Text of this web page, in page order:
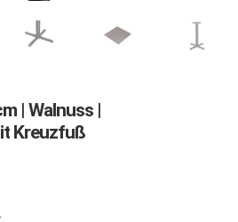
| Walnuss |
Kreuzfuß